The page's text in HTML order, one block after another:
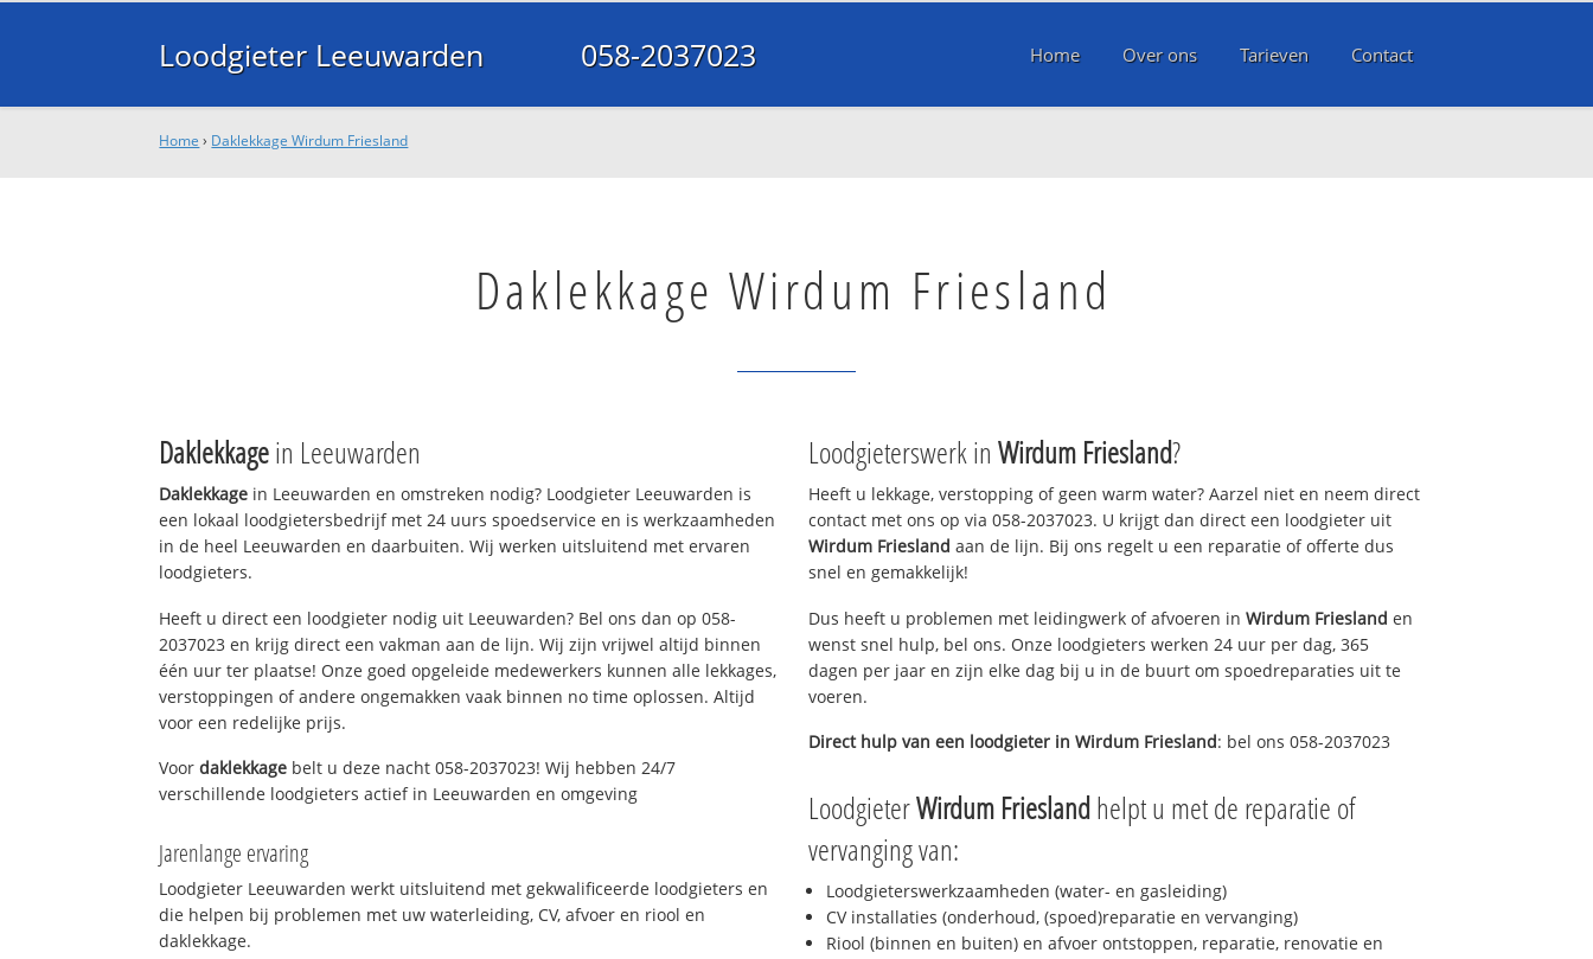
Loodgieter Leeuwarden 058-2037023 Home Over ons Tarieven Contact
Home › Daklekkage Wirdum Friesland
Daklekkage Wirdum Friesland
Daklekkagein Leeuwarden
Daklekkage in Leeuwarden en omstreken nodig? Loodgieter Leeuwarden is
een lokaal loodgietersbedrijf met 24 uurs spoedservice en is werkzaamheden
in de heel Leeuwarden en daarbuiten. Wij werken uitsluitend met ervaren
loodgieters.
Heeft u direct een loodgieter nodig uit Leeuwarden? Bel ons dan op 058-
2037023 en krijg direct een vakman aan de lijn. Wij zijn vrijwel altijd binnen
één uur ter plaatse! Onze goed opgeleide medewerkers kunnen alle lekkages,
verstoppingen of andere ongemakken vaak binnen no time oplossen. Altijd
voor een redelijke prijs.
Voordaklekkage belt u deze nacht 058-2037023! Wij hebben 24/7
verschillende loodgieters actief in Leeuwarden en omgeving
Jarenlange ervaring
Loodgieter Leeuwarden werkt uitsluitend met gekwalificeerde loodgieters en
die helpen bij problemen met uw waterleiding, CV, afvoer en riool en
daklekkage.
Loodgieterswerk in Wirdum Friesland?
Heeft u lekkage, verstopping of geen warm water? Aarzel niet en neem direct
contact met ons op via 058-2037023. U krijgt dan direct een loodgieter uit
Wirdum Friesland aan de lijn. Bij ons regelt u een reparatie of offerte dus
snel en gemakkelijk!
Dus heeft u problemen met leidingwerk of afvoeren in Wirdum Friesland en
wenst snel hulp, bel ons. Onze loodgieters werken 24 uur per dag, 365
dagen per jaar en zijn elke dag bij u in de buurt om spoedreparaties uit te
voeren.
Direct hulp van een loodgieter in Wirdum Friesland: bel ons 058-2037023
LoodgieterWirdum Frieslandhelpt u met de reparatie of
vervanging van:
Loodgieterswerkzaamheden (water- en gasleiding)
CV installaties (onderhoud, (spoed)reparatie en vervanging)
Riool (binnen en buiten) en afvoer ontstoppen, reparatie, renovatie en